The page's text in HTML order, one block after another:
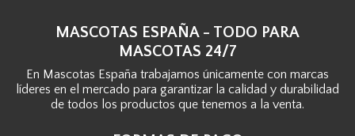
MASCOTAS ESPAÑA - TODO PARA
MASCOTAS 24/7
En Mascotas España trabajamos únicamente con marcas
líderes en el mercado para garantizar la calidad y durabilidad
de todos los productos que tenemos a la venta.